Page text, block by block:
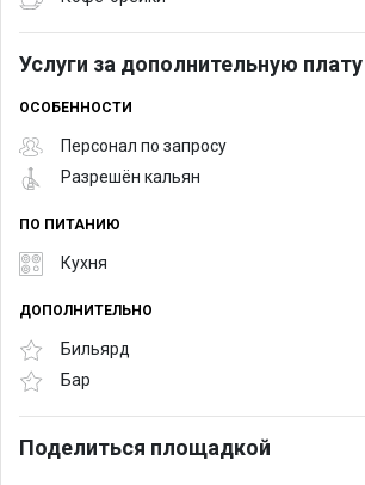
Услуги за дополнительную плату
ОСОБЕННОСТИ
Персонал по запросу
Разрешён кальян
ПО ПИТАНИЮ
Кухня
ДОПОЛНИТЕЛЬНО
Бильярд
Бар
Поделиться площадкой